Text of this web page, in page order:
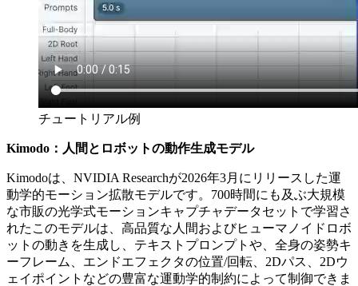
チュートリアル例
Kimodo：人間とロボットの動作生成モデル
Kimodoは、NVIDIA Researchが2026年3月にリリースした運
動学的モーション拡散モデルです。700時間にも及ぶ大規模
な市販の光学式モーションキャプチャデータセットで学習さ
れたこのモデルは、高品質な人間およびヒューマノイドロボ
ットの動きを生成し、テキストプロンプトや、全身の姿勢キ
ーフレーム、エンドエフェクタの位置/回転、2Dパス、2Dウ
ェイポイントなどの豊富な運動学的制約によって制御できま